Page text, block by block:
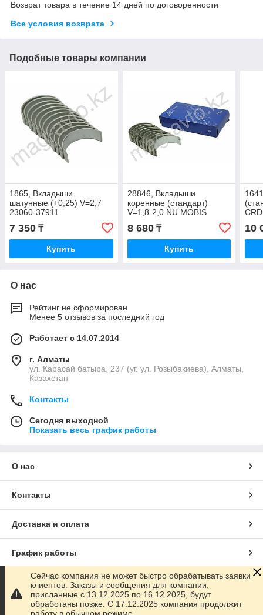
Возврат товара в течение 14 дней по договоренности
Все условия возврата
Подобные товары компании
1865, Вкладыши
шатунные (+0,25) V=2,7
23060-37911
7 350 ₸
Купить
28846, Вкладыши
коренные (стандарт)
V=1,8-2,0 NU MOBIS
21020-2E000
8 680₸
Купить
10
О нас
Рейтинг не сформирован
Менее 5 отзывов за последний год
Работает с 14.07.2014
г. Алматы
ул. Карасай батыра, 237 (уг. ул. Розыбакиева), Алматы,
Казахстан
Контакты
Сегодня выходной
Показать весь график работы
О нас
Контакты
Доставка и оплата
График работы
Полная версия сайта
Сайт создан на маркетплейсе
Сейчас компания не может быстро обрабатывать заявки
клиентов. Заказы и сообщения для компании,
присланные с 13.12.2025 по 16.12.2025, будут
обработаны позже. С 17.12.2025 компания продолжит